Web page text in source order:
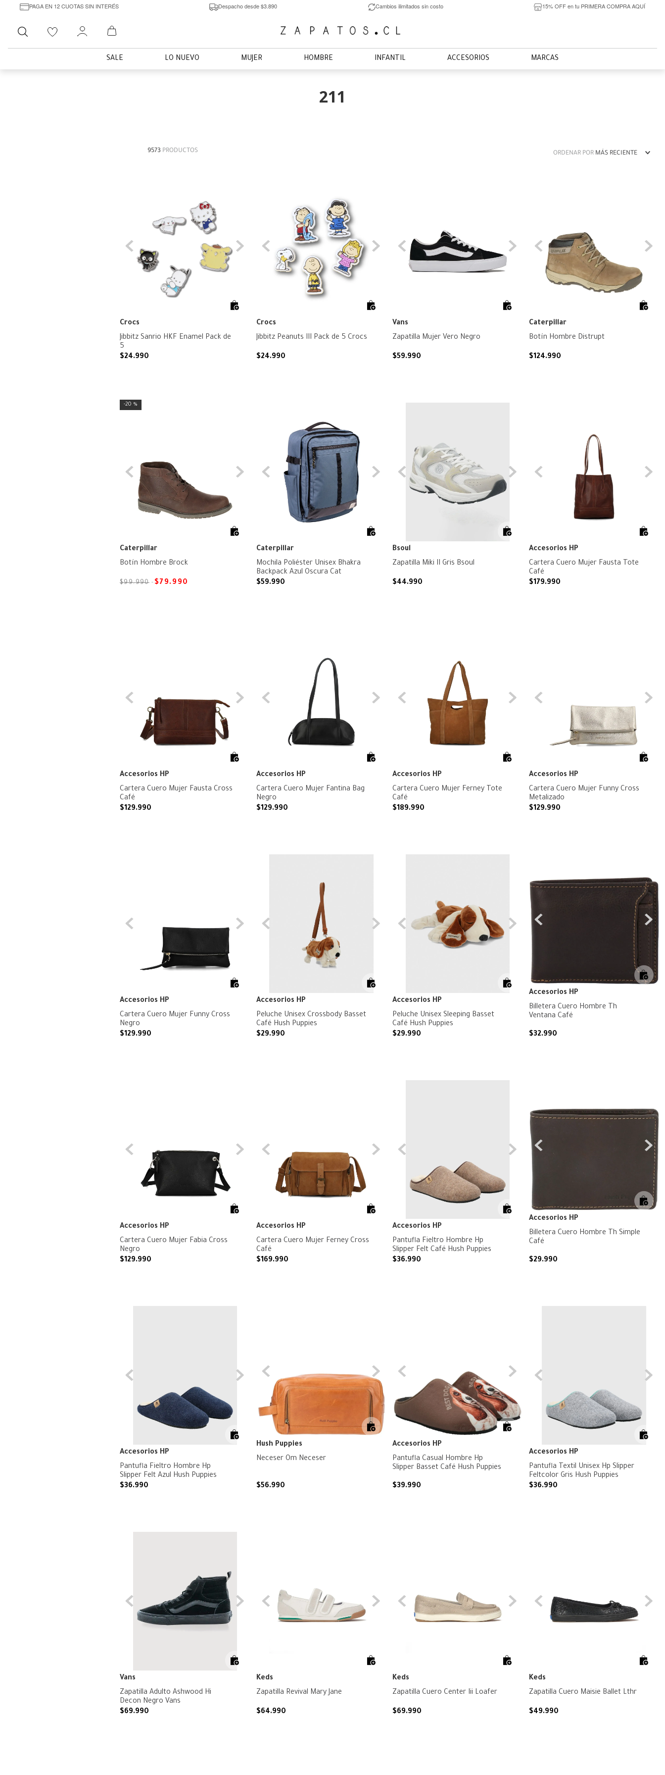
PAGA EN 12 CUOTAS SIN INTERÉS Despacho desde $3.890 Cambios ilimitados sin costo 15% OFF en tu PRIMERA COMPRA AQUÍ
Buscar
SALE LO NUEVO MUJER HOMBRE INFANTIL ACCESORIOS MARCAS
211
9573 PRODUCTOS ORDENAR POR MÁS RECIENTE
Crocs
Jibbitz Sanrio HKF Enamel Pack de
5
$24.990
Crocs
Jibbitz Peanuts III Pack de 5 Crocs
$24.990
Vans
Zapatilla Mujer Vero Negro
$59.990
Caterpillar
Botín Hombre Distrupt
$124.990
20 %
Caterpillar
Botín Hombre Brock
$99.990 $79. 990
Caterpillar
Mochila Poliéster Unisex Bhakra
Backpack Azul Oscura Cat
$59.990
Bsoul
Zapatilla Miki II Gris Bsoul
$44.990
Accesorios HP
Cartera Cuero Mujer Fausta Tote
Café
$179.990
Accesorios HP
Cartera Cuero Mujer Fausta Cross
Café
$129.990
Accesorios HP
Cartera Cuero Mujer Fantina Bag
Negro
$129.990
Accesorios HP
Cartera Cuero Mujer Ferney Tote
Café
$189.990
Accesorios HP
Cartera Cuero Mujer Funny Cross
Metalizado
$129.990
Accesorios HP
Cartera Cuero Mujer Funny Cross
Negro
$129.990
Accesorios HP
Peluche Unisex Crossbody Basset
Café Hush Puppies
$29.990
Accesorios HP
Peluche Unisex Sleeping Basset
Café Hush Puppies
$29.990
Accesorios HP
Billetera Cuero Hombre Th
Ventana Café
$32.990
Accesorios HP
Cartera Cuero Mujer Fabia Cross
Negro
$129.990
Accesorios HP
Cartera Cuero Mujer Ferney Cross
Café
$169.990
Accesorios HP
Pantufla Fieltro Hombre Hp
Slipper Felt Café Hush Puppies
$36.990
Accesorios HP
Billetera Cuero Hombre Th Simple
Café
$29.990
Accesorios HP
Pantufla Fieltro Hombre Hp
Slipper Felt Azul Hush Puppies
$36.990
Hush Puppies
Neceser Om Neceser
$56.990
Accesorios HP
Pantufla Casual Hombre Hp
Slipper Basset Café Hush Puppies
$39.990
Accesorios HP
Pantufla Textil Unisex Hp Slipper
Feltcolor Gris Hush Puppies
$36.990
Vans
Zapatilla Adulto Ashwood Hi
Decon Negro Vans
$69.990
Keds
Zapatilla Revival Mary Jane
$64.990
Keds
Zapatilla Cuero Center Iii Loafer
$69.990
Keds
Zapatilla Cuero Maisie Ballet Lthr
$49.990